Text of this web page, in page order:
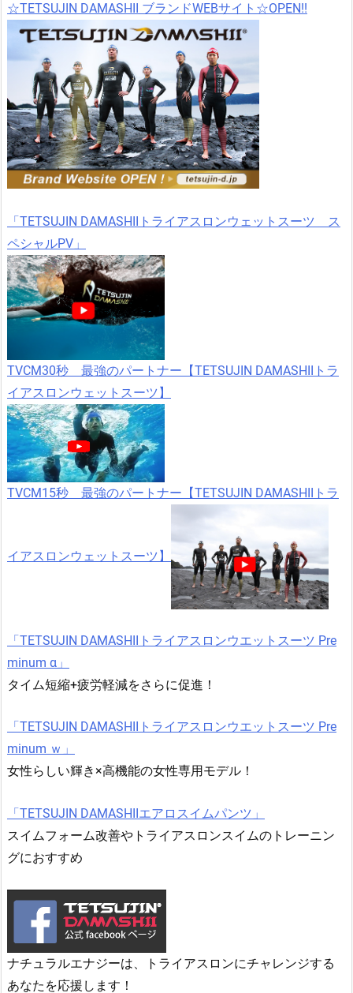
☆TETSUJIN DAMASHII ブランドWEBサイト☆OPEN!!
「TETSUJIN DAMASHIIトライアスロンウェットスーツ ス
ペシャルPV」
TVCM30秒 最強のパートナー【TETSUJIN DAMASHIIトラ
イアスロンウェットスーツ】
TVCM15秒 最強のパートナー【TETSUJIN DAMASHIIトラ
イアスロンウェットスーツ】
「TETSUJIN DAMASHIIトライアスロンウエットスーツ Pre
minum α」
タイム短縮+疲労軽減をさらに促進！
「TETSUJIN DAMASHIIトライアスロンウエットスーツ Pre
minum ｗ」
女性らしい輝き×高機能の女性専用モデル！
「TETSUJIN DAMASHIIエアロスイムパンツ」
スイムフォーム改善やトライアスロンスイムのトレーニン
グにおすすめ
ナチュラルエナジーは、トライアスロンにチャレンジする
あなたを応援します！